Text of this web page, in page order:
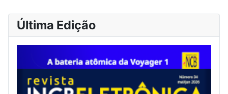
Última Edição